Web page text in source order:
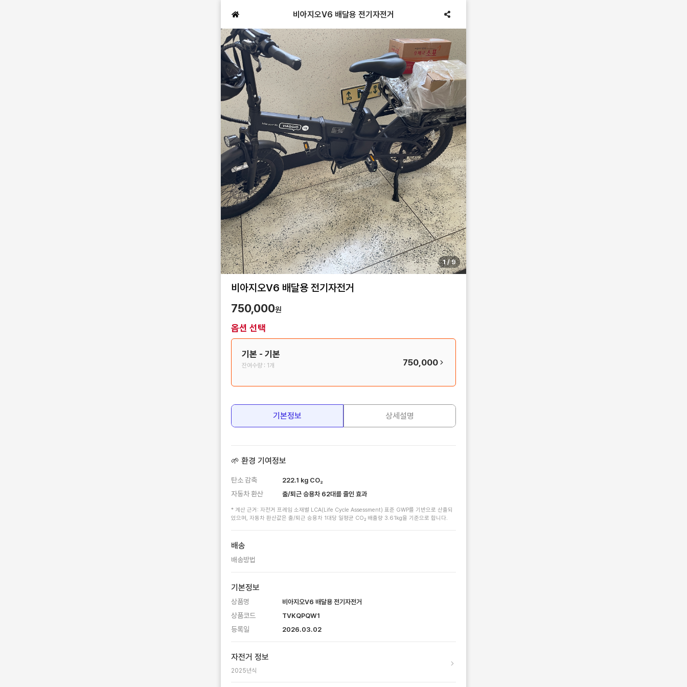
비아지오V6 배달용 전기자전거
1/9
비아지오V6 배달용 전기자전거
750,000원
옵션 선택
기본 - 기본
잔여수량 : 1개 750,000
기본정보 상세설명
🌱 환경 기여정보
탄소 감축 222.1 kg CO₂
자동차 환산 출/퇴근 승용차 62대를 줄인 효과
* 계산 근거: 자전거 프레임 소재별 LCA(Life Cycle Assessment) 표준 GWP를 기반으로 산출되
었으며, 자동차 환산값은 출/퇴근 승용차 1대당 일평균 CO₂ 배출량 3.61kg을 기준으로 합니다.
배송
배송방법
기본정보
상품명 비아지오V6 배달용 전기자전거
상품코드 TVKQPQW1
등록일 2026.03.02
자전거 정보
2025년식